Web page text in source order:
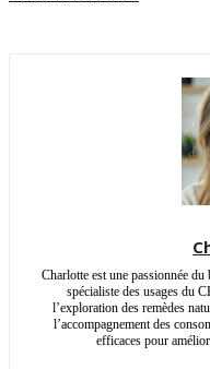
Charlotte est une passionnée
spécialiste des usages du
l’exploration des remèdes
l’accompagnement des
efficaces pour